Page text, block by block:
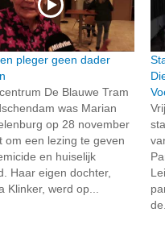
pleger geen dader
De Blauwe Tram
was Marian
op 28 november
om een lezing te geven
en huiselijk
Haar eigen dochter,
Klinker, werd op...